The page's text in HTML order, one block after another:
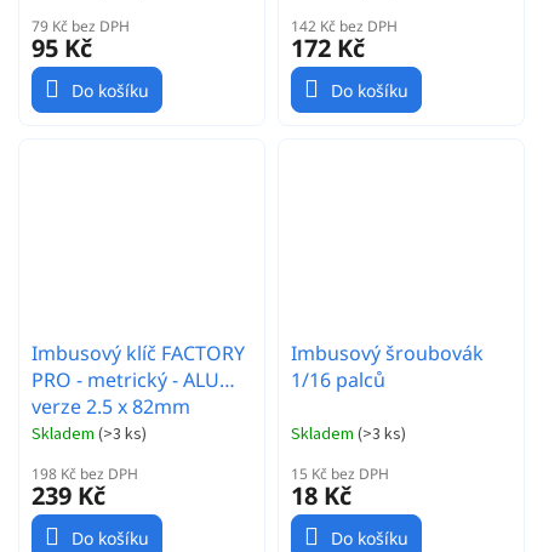
79 Kč bez DPH
95 Kč
Do košíku
142 Kč bez DPH
172 Kč
Do košíku
Imbusový klíč FACTORY
PRO - metrický - ALU
verze 2.5 x 82mm
Skladem (>3 ks)
198 Kč bez DPH
239 Kč
Do košíku
Imbusový šroubovák
1/16 palců
Skladem (>3 ks)
15 Kč bez DPH
18 Kč
Do košíku